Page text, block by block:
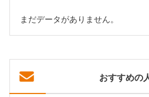
まだデータがありません。
おすすめの